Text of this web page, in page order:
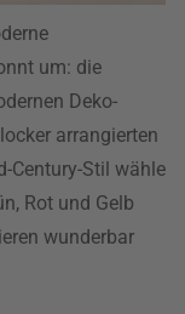
um: die
Deko-
arrangierten
Century-Stil wähle
Rot und Gelb
wunderbar